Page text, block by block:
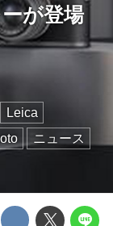
が登場
Leica
ニュース